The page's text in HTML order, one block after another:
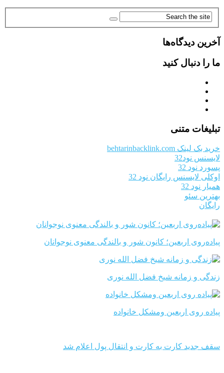
آخرین دیدگاه‌ها
ما را دنبال کنید
تبلیغات متنی
خرید بک لینک behtarinbacklink.com
لایسنس نود32
پسورد نود 32
اوکلی لایسنس رایگان نود 32
همیار نود 32
بهترین سئو
رایگان
پیاده‌روی اربعین؛ کانون شور و بالندگی معنوی نوجوانان
زندگی و زمانه شیخ فضل الله نوری
پیاده روی اربعین ومشکل خانواده
سقف جدید کارت به کارت و انتقال پول اعلام شد